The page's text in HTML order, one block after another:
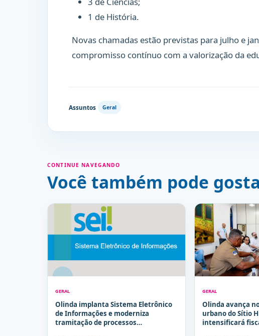
1 de História.
Novas chamadas estão previstas para julho e
compromisso contínuo com a valorização da
Assuntos Geral
CONTINUE NAVEGANDO
Você também pode
GERAL
Olinda implanta Sistema Eletrônico
de Informações e moderniza
tramitação de processos
GERAL
Olinda avança
urbano do Sítio
intensificará